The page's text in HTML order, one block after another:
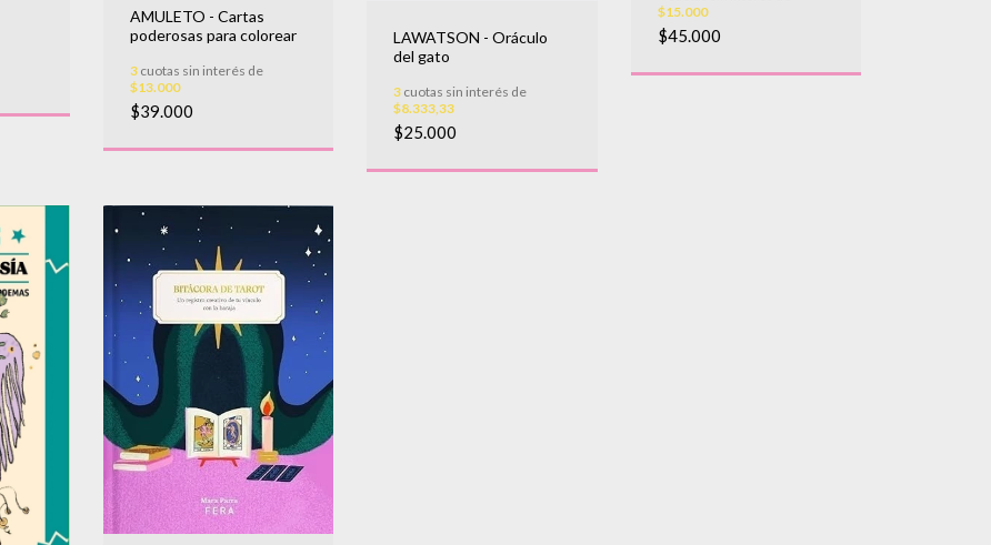
AMULETO - Cartas
poderosas para colorear
3cuotas sin interés de
$13.000
$39.000
LAWATSON - Oráculo
del gato
3 cuotas sin interés de
$8.333,33
$25.000
$15.000
$45.000